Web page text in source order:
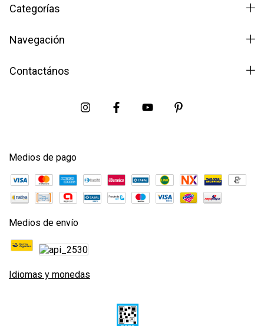
Categorías
Navegación
Contactános
Medios de pago
Medios de envío
Idiomas y monedas